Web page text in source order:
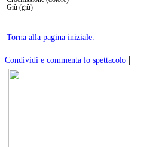
Giù (giù)
Torna alla pagina iniziale.
Condividi e commenta lo spettacolo |